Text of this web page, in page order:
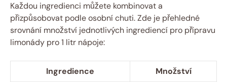
Každou ingredienci můžete kombinovat a
přizpůsobovat podle osobní chuti. Zde je přehledné
srovnání množství jednotlivých ingrediencí pro přípravu
limonády pro 1 litr nápoje:
Ingredience
Množství